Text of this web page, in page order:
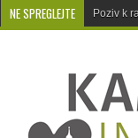
NE SPREGLEJTE Poziv k